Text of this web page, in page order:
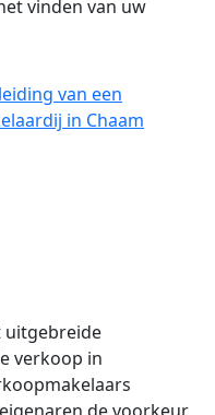
vinden van uw
van een
in Chaam
uitgebreide
verkoop in